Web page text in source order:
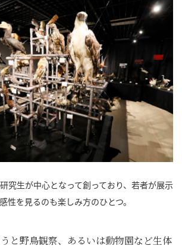
究生が中心となって創っており、若者が展示
性を見るのも楽しみ方のひとつ。
うと野鳥観察、あるいは動物園など生体